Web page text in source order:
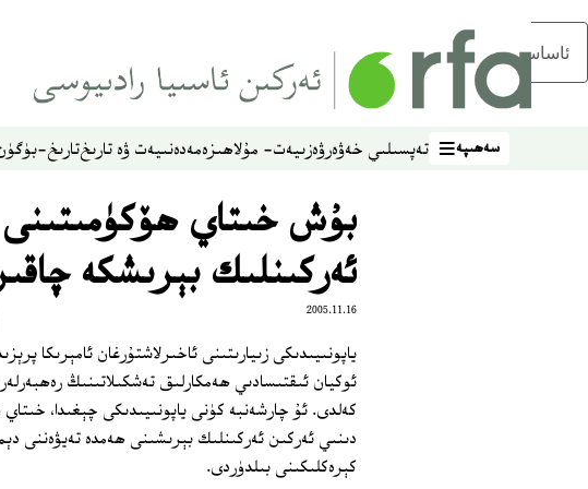
ئاساسلىق مەزمۇنغا ئاتلاڭ
سەھىپە
سەھىپە تەپسىلىي خەۋەرۋەزىيەت- مۇلاھىزەمەدەنىيەت ۋە تارىختارىخ-
بۇش خىتاي
ئەركىنلىك بېرىشكە
2005.11.16
ئوكيان ئىقتىسادىي ھەمكارلىق تەشكىلاتىنىڭ
كەلدى. ئۇ چارشەنبە كۈنى ياپونىيىدىكى چېغىدا،
دىنىي ئەركىن ئەركىنلىك بېرىشىنى ھەمدە تەيۋەننى
كېرەكلىكىنى بىلدۈردى.